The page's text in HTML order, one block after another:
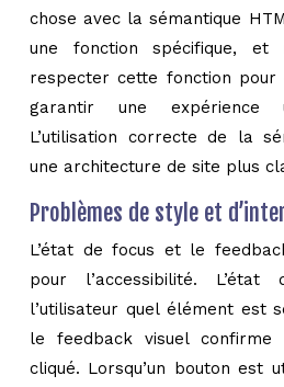
chose avec la sémantique
une fonction spécifique,
respecter cette fonction
garantir une expérience
L’utilisation correcte de la
une architecture de site plus
Problèmes de style et
L’état de focus et le
pour l’accessibilité.
l’utilisateur quel élément est
le feedback visuel confirme
cliqué. Lorsqu’un bouton est